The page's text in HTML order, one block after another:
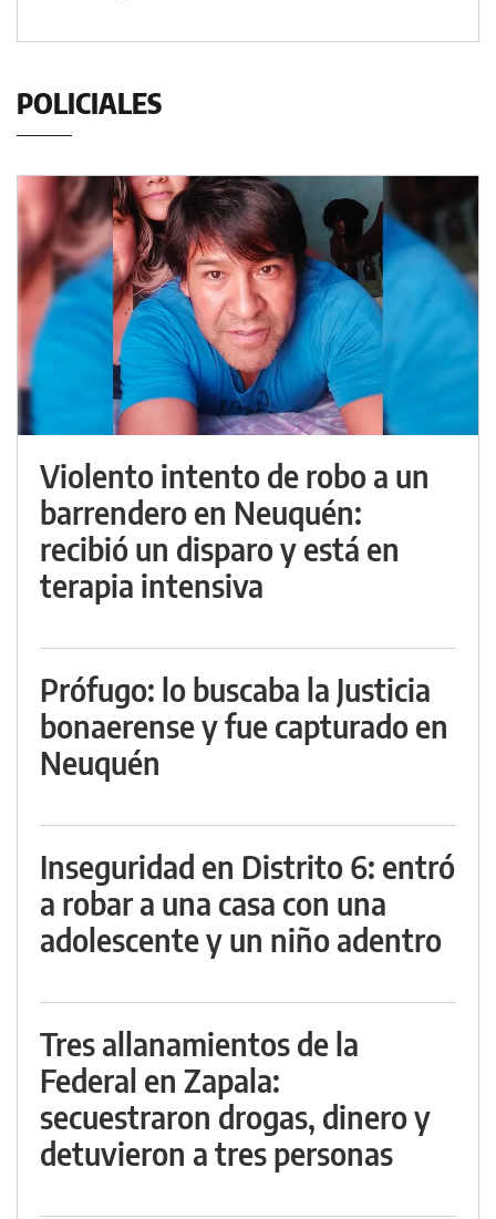
POLICIALES
Violento intento de robo a un
barrendero en Neuquén:
recibió un disparo y está en
terapia intensiva
Prófugo: lo buscaba la Justicia
bonaerense y fue capturado en
Neuquén
Inseguridad en Distrito 6: entró
a robar a una casa con una
adolescente y un niño adentro
Tres allanamientos de la
Federal en Zapala:
secuestraron drogas, dinero y
detuvieron a tres personas